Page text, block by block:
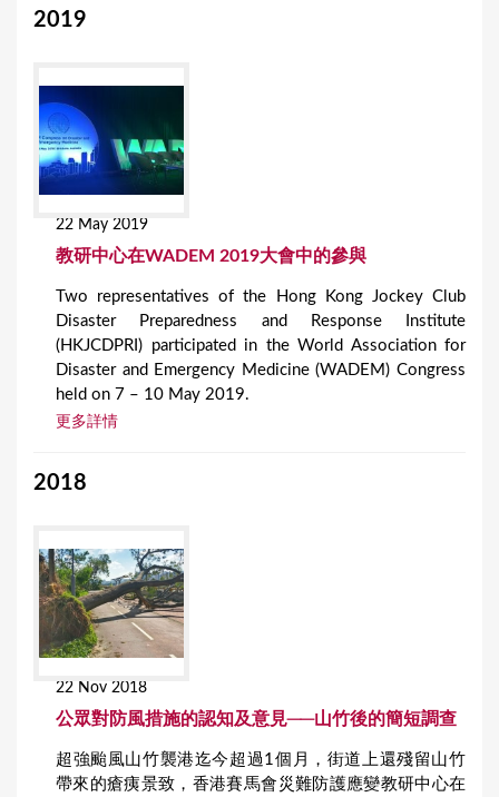
2019
22 May 2019
教研中心在WADEM 2019大會中的參與
Two representatives of the Hong Kong Jockey Club
Disaster Preparedness and Response Institute
(HKJCDPRI) participated in the World Association for
Disaster and Emergency Medicine (WADEM) Congress
held on 7 – 10 May 2019.
更多詳情
2018
22 Nov 2018
公眾對防風措施的認知及意見──山竹後的簡短調查
超強颱風山竹襲港迄今超過1個月，街道上還殘留山竹
帶來的瘡痍景致，香港賽馬會災難防護應變教研中心在